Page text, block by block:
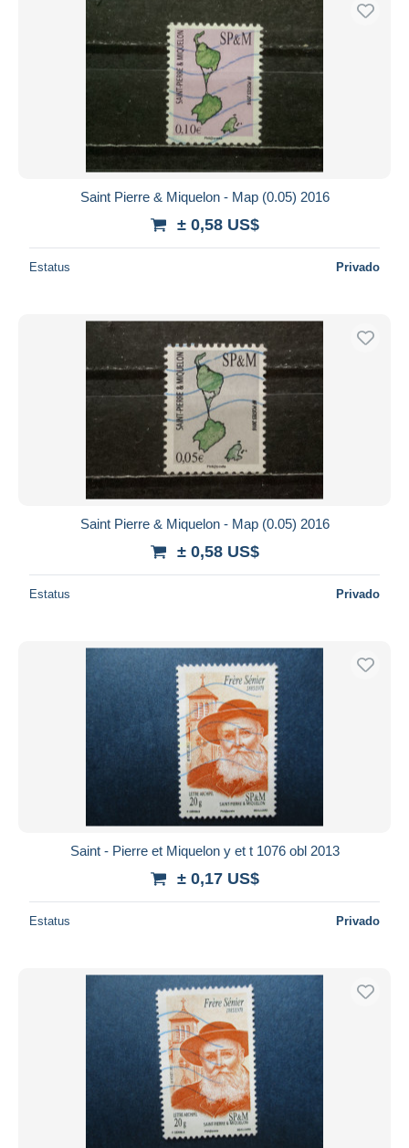
Sólo con descuento
Envío gratis
Transferencia bancaria
Deseleccionar todo
Mundo entero
Aplicar
Saint Pierre & Miquelon - Map (0.05) 2016
± 0,58 US$
Estatus Privado
Saint Pierre & Miquelon - Map (0.05) 2016
± 0,58 US$
Estatus Privado
Saint - Pierre et Miquelon y et t 1076 obl 2013
± 0,17 US$
Estatus Privado